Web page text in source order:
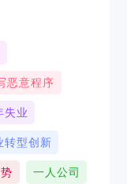
恶意程序
失业
转型创新
一人公司